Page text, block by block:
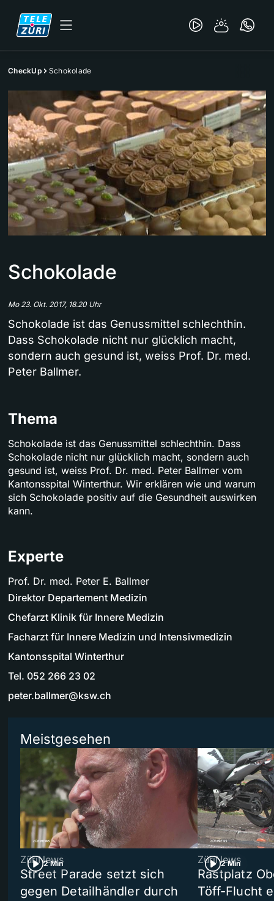
CheckUp Schokolade
Schokolade
Mo 23. Okt. 2017, 18.20 Uhr
Schokolade ist das Genussmittel schlechthin.
Dass Schokolade nicht nur glücklich macht,
sondern auch gesund ist, weiss Prof. Dr. med.
Peter Ballmer.
Thema
Schokolade ist das Genussmittel schlechthin. Dass
Schokolade nicht nur glücklich macht, sondern auch
gesund ist, weiss Prof. Dr. med. Peter Ballmer vom
Kantonsspital Winterthur. Wir erklären wie und warum
sich Schokolade positiv auf die Gesundheit auswirken
kann.
Experte
Prof. Dr. med. Peter E. Ballmer
Direktor Departement Medizin
Chefarzt Klinik für Innere Medizin
Facharzt für Innere Medizin und Intensivmedizin
Kantonsspital Winterthur
Tel. 052 266 23 02
peter.ballmer@ksw.ch
Meistgesehen
2 Min
ZüriNews
Street Parade setzt sich
gegen Detailhändler durch
2 Min
ZüriNews
Rastplatz
Töff-Flucht